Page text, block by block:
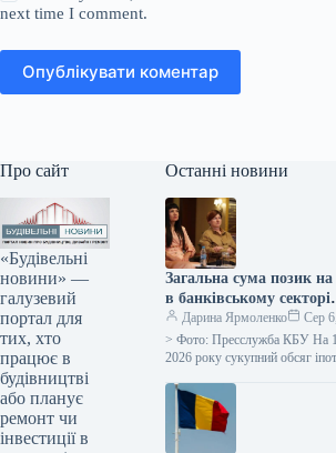
next time I comment.
Опублікувати коментар
Про сайт
«Будівельні
новини» —
галузевий
портал для
тих, хто
працює в
будівництві
або планує
ремонт чи
інвестиції в
Останні новини
Загальна сума позик
в банківському секторі
досягла 50 мільярдів
Дарина Ярмоленко
Сер
> Фото: Пресслужба КБУ На
2026 року сукупний обсяг
мільярдів гривень,…